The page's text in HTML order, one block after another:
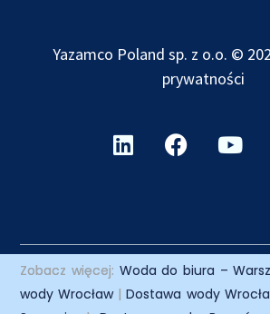
Yazamco Poland sp. z o.o. ©
prywatności
Zobacz więcej: Woda do biura –
wody Wrocław|Dostawa wody